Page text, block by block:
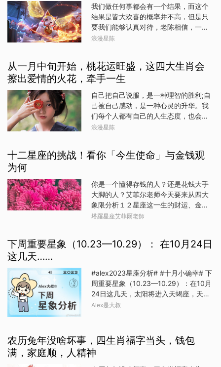
和信任，还因此结识了不少志同道合的
朋友和潜在的合作伙伴。这些人际关系
的建立，为天秤座带来了更多的机遇和
资源。更重要的是，他们在这个月里总
在事业上少走了许多弯路，还让他们感
受到了前所未有的温暖和支
点。因为不同生肖女士，在对待感情和
经营婚姻上，往往有着不一样的特点与
表现。她们或是因为多情，或是源于太
过独立，亦或是受困于烂桃花过多，各
女——太多情生肖羊的女性，仿佛是情
感世界里的浪漫诗人，怀揣着一颗无比
多情的心游走在生活之中。她们天性善
良且情感细腻，对世间万物都有着敏锐
的感知，尤其是在感情方面。她们对于
感情的态度，是爱的时候都深爱。爱情
的种子一旦在她们心里种下，便会迅速
这份“多情”，会让她们陷入“情债难偿”的
我们做任何事都会有一个结果，而这个
结果是皆大欢喜的概率并不高，但是只
要我们能够认真对待，老陈相信，一定
会有一个相对满意的结果。时光在流
续说运势吧，就说说从本周三开始，哪
些星座福星高照，看更美的风景，享受
开始，福星高照，你们的生活会变得越
来越有趣，因为你们不用为钱发愁了。
事业的成功让你们有了价值，有价值的
人自然不用担心没钱了。狮子座狮子座
随机应变的能力还是很强的，不管事业
上遇到什么困难，还是生活里遇到什么
自己迷失。处女座处女座的朋友从本周
三开始，福星高照，你们时常追求完
美，而在这个过程中容易让自己陷入纠
结，你们要学会让自己放松下来，这样
高照，你们很会经营自己的人际关系，
浪漫星陈
从一月中旬开始，桃花运旺盛，这四大生肖会
擦出爱情的火花，牵手一生
自己把自己说服，是一种理智的胜利;自
己被自己感动，是一种心灵的升华。我
们每个人都有自己的人生态度，也会走
一条属于自己的人生之路，至于路上的
一月中旬开始，哪些生肖桃花运旺盛，
旺盛，你们的心态有了变化，再也不会
像之前一样对爱情没什么兴趣了，付出
时间和精力，为了寻到真爱。生肖蛇属
蛇的朋友从一月中旬开始，桃花运旺
么样的感情，这也就决定了你们的爱情
是成熟的，找到了便是白头偕老。生肖
旺盛，用不了多久，你们会找到那个适
合自己的人，两个人一起共同成长和进
步，牵手一生的感觉真是不错啊。生肖
牛属牛的朋友从一月中旬开始，桃花运
推移，火花变成了熊熊烈火，恭喜了。
春天落下的花朵，在为夏天
浪漫星陈
十二星座的挑战！看你「今生使命」与金钱观
为何
你是一个懂得存钱的人？还是花钱大手
大脚的人？艾菲尔老师今天要来从四大
象限分析１２星座这一生的财运、金钱
观以及使命。记得邀请你的闺蜜、亲友
座。水象星座巨蟹座、天蝎座、双鱼座
乖乖牌形像出现，深受大家喜爱。就算
非常想要什么东西，或需要一笔钱作周
转之用，也能善用你的优势，让长辈无
法拒绝你的要求！你对钱财一向管理得
从事金融行业及管理工作。今生使命：
你是充满理想丶代表和平的使者，所
以，无论你的个性是怎样的一个人，都
塔羅星座艾菲爾老師
下周重要星象（10.23—10.29）： 在10月24日
这几天……
#alex2023星座分析# #十月小确幸# 下
周重要星象（10.23—10.29）：在10月
24日这几天，太阳将进入天蝎座，天蝎
月将正式开启，同一天，太阳会跟土星
阶段，适合做调研，调查相关的事情，
可能你有许多个人事业发展，包括创业
和副业发展的想法，那么这个阶段可以
Alex是大叔
农历兔年没啥坏事，四生肖福字当头，钱包
满，家庭顺，人精神